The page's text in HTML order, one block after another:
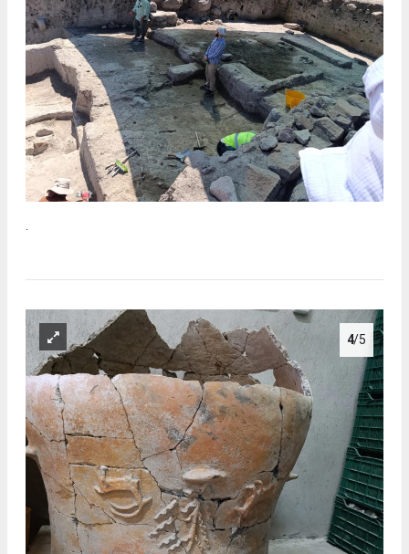
4/5